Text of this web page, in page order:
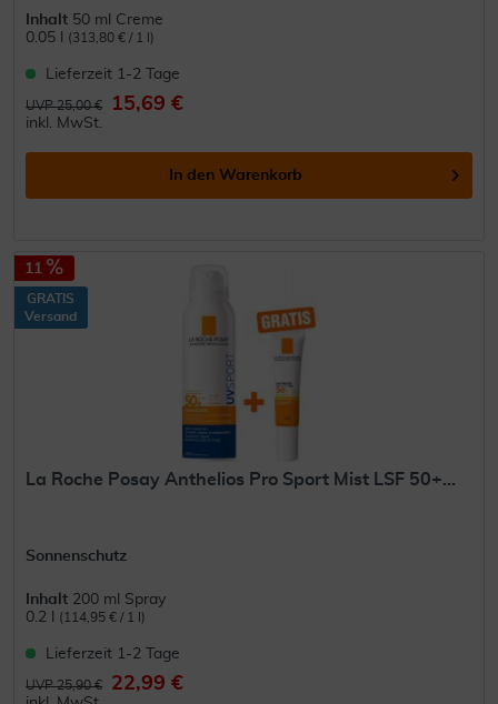
Inhalt 50 ml Creme
0.05 l
(313,80 € / 1 l)
Lieferzeit 1-2 Tage
UVP 25,00 € 15,69 €
inkl. MwSt.
In den Warenkorb
11
GRATIS
Versand
La Roche Posay Anthelios Pro Sport Mist LSF 50+...
Sonnenschutz
Inhalt 200 ml Spray
0.2 l
(114,95 € / 1 l)
Lieferzeit 1-2 Tage
UVP 25,90 € 22,99 €